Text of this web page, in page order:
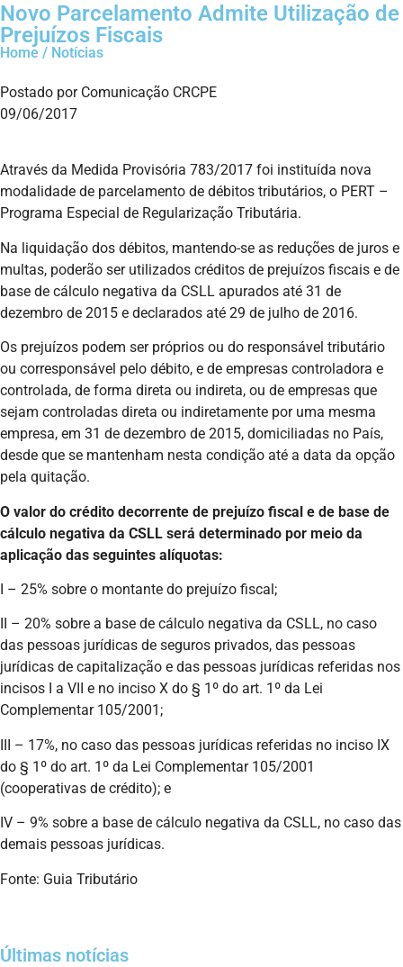
Novo Parcelamento Admite Utilização de
Prejuízos Fiscais
Home / Notícias
Postado por Comunicação CRCPE
09/06/2017
Através da Medida Provisória 783/2017 foi instituída nova
modalidade de parcelamento de débitos tributários, o PERT –
Programa Especial de Regularização Tributária.
Na liquidação dos débitos, mantendo-se as reduções de juros e
multas, poderão ser utilizados créditos de prejuízos fiscais e de
base de cálculo negativa da CSLL apurados até 31 de
dezembro de 2015 e declarados até 29 de julho de 2016.
Os prejuízos podem ser próprios ou do responsável tributário
ou corresponsável pelo débito, e de empresas controladora e
controlada, de forma direta ou indireta, ou de empresas que
sejam controladas direta ou indiretamente por uma mesma
empresa, em 31 de dezembro de 2015, domiciliadas no País,
desde que se mantenham nesta condição até a data da opção
pela quitação.
O valor do crédito decorrente de prejuízo fiscal e de base de
cálculo negativa da CSLL será determinado por meio da
aplicação das seguintes alíquotas:
I – 25% sobre o montante do prejuízo fiscal;
II – 20% sobre a base de cálculo negativa da CSLL, no caso
das pessoas jurídicas de seguros privados, das pessoas
jurídicas de capitalização e das pessoas jurídicas referidas nos
incisos I a VII e no inciso X do § 1º do art. 1º da Lei
Complementar 105/2001;
III – 17%, no caso das pessoas jurídicas referidas no inciso IX
do § 1º do art. 1º da Lei Complementar 105/2001
(cooperativas de crédito); e
IV – 9% sobre a base de cálculo negativa da CSLL, no caso das
demais pessoas jurídicas.
Fonte: Guia Tributário
Últimas notícias